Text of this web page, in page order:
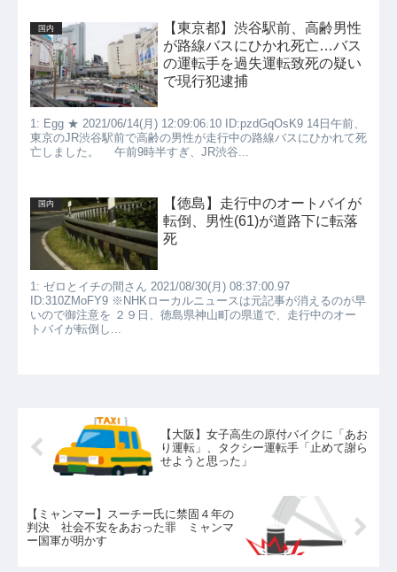
国内
【東京都】渋谷駅前、高齢男性
が路線バスにひかれ死亡…バス
の運転手を過失運転致死の疑い
で現行犯逮捕
1: Egg ★ 2021/06/14(月) 12:09:06.10 ID:pzdGqOsK9 14日午前、
東京のJR渋谷駅前で高齢の男性が走行中の路線バスにひかれて死
亡しました。 午前9時半すぎ、JR渋谷...
国内
【徳島】走行中のオートバイが
転倒、男性(61)が道路下に転落
死
1: ゼロとイチの間さん 2021/08/30(月) 08:37:00.97
ID:310ZMoFY9 ※NHKローカルニュースは元記事が消えるのが早
いので御注意を ２９日、徳島県神山町の県道で、走行中のオー
トバイが転倒し...
【大阪】女子高生の原付バイクに「あお
り運転」、タクシー運転手「止めて謝ら
せようと思った」
【ミャンマー】スーチー氏に禁固４年の
判決 社会不安をあおった罪 ミャンマ
ー国軍が明かす